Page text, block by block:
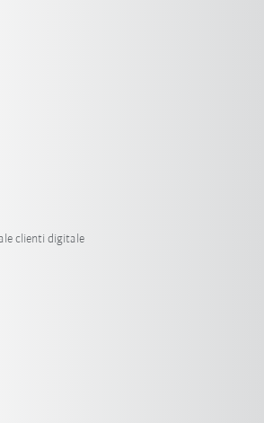
clienti digitale